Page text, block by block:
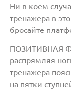
Ни в коем
тренажера в
бросайте
ПОЗИТИВНАЯ
распрямляя
тренажера
на пятки